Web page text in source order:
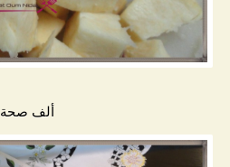
ألف صحة